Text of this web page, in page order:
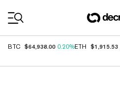
BTC $64,938.00 0.20%ETH $1,915.53